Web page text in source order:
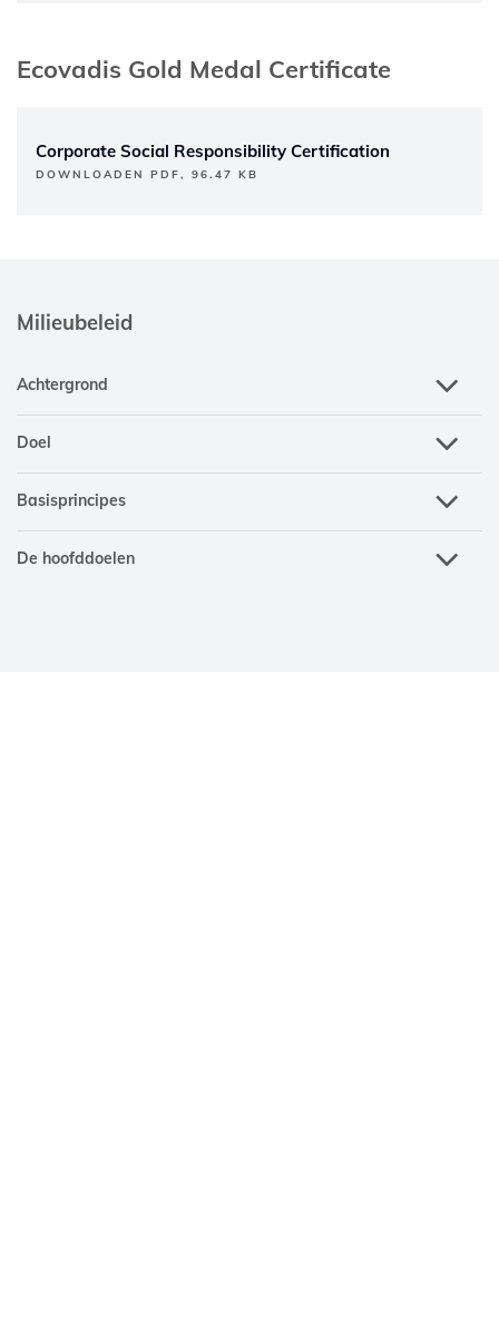
Ecovadis Gold Medal Certificate
Corporate Social Responsibility Certification
DOWNLOADEN PDF, 96.47 KB
Milieubeleid
Achtergrond
Doel
Basisprincipes
De hoofddoelen